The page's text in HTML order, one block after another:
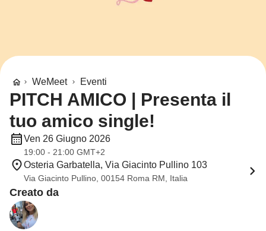
WeMeet Eventi
PITCH AMICO | Presenta il
tuo amico single!
Ven 26 Giugno 2026
19:00 - 21:00 GMT+2
Osteria Garbatella, Via Giacinto Pullino 103
Via Giacinto Pullino, 00154 Roma RM, Italia
Creato da